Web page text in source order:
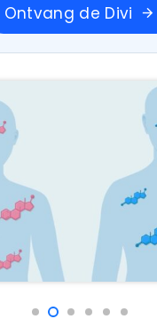
Ontvang de Divi arrow_forward